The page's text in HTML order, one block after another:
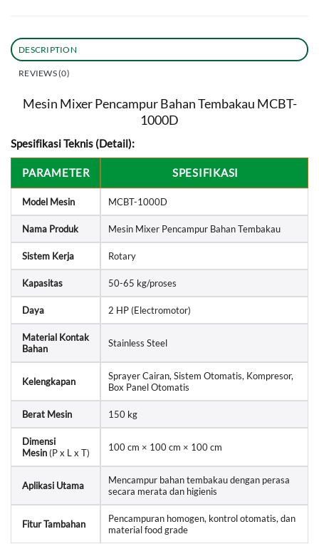
DESCRIPTION
REVIEWS (0)
Mesin Mixer Pencampur Bahan Tembakau MCBT-
1000D
Spesifikasi Teknis (Detail):
PARAMETER SPESIFIKASI
Model Mesin MCBT-1000D
Nama Produk Mesin Mixer Pencampur Bahan Tembakau
Sistem Kerja Rotary
Kapasitas 50-65 kg/proses
Daya 2 HP (Electromotor)
Material Kontak
Bahan
Stainless Steel
Kelengkapan
Sprayer Cairan, Sistem Otomatis, Kompresor,
Box Panel Otomatis
Berat Mesin 150 kg
Dimensi
Mesin (P x L x T) 100 cm × 100 cm × 100 cm
Aplikasi Utama
Mencampur bahan tembakau dengan perasa
secara merata dan higienis
Fitur Tambahan
Pencampuran homogen, kontrol otomatis, dan
material food grade